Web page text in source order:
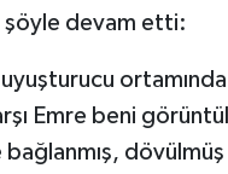
şöyle devam etti:
uyuşturucu
Emre beni